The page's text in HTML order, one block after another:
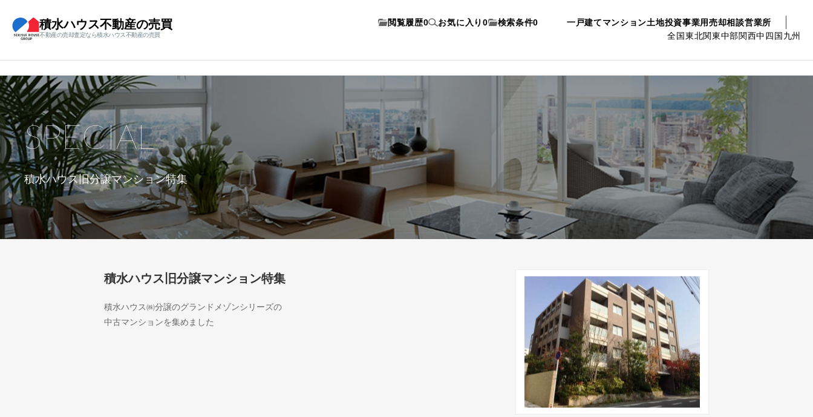
積水ハウス不動産の売買
不動産の売却査定なら積水ハウス不動産の売買
一戸建てマンション土地投資事業用売却相談営業所
全国東北関東中部関西中四国九州
閲覧履歴0 お気に入り 0 検索条件0
積水ハウス旧分譲マンション特集
SPECIAL
積水ハウス旧分譲マンション特集
積水ハウス㈱分譲のグランドメゾンシリーズの
中古マンションを集めました